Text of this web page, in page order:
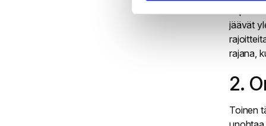
jäävät
rajana,
2.
Toinen